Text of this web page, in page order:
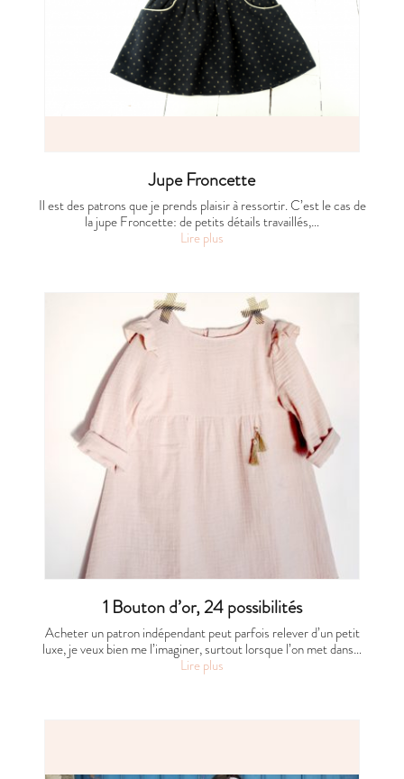
Jupe Froncette
Il est des patrons que je prends plaisir à ressortir. C’est le cas de
la jupe Froncette: de petits détails travaillés,…
Lire plus
1 Bouton d’or, 24 possibilités
Acheter un patron indépendant peut parfois relever d’un petit
luxe, je veux bien me l’imaginer, surtout lorsque l’on met dans…
Lire plus